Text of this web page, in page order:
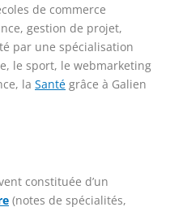
de commerce
gestion de projet,
par une spécialisation
le sport, le webmarketing
la Santé grâce à Galien
constituée d’un
(notes de spécialités,